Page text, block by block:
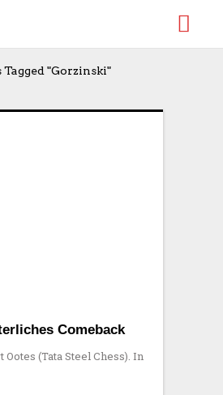
Tagged "Gorzinski"
Comeback
Ootes (Tata Steel Chess). In